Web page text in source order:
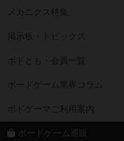
メカニクス特集
掲示板・トピックス
ボドとも・会員一覧
ボードゲーム業界コラム
ボドゲーマご利用案内
ボードゲーム通販